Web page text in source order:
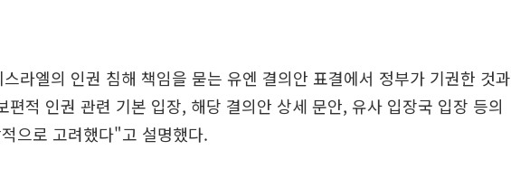
라엘의 인권 침해 책임을 묻는 유엔 결의안 표결에서 정부가 기권한 것과
편적 인권 관련 기본 입장, 해당 결의안 상세 문안, 유사 입장국 입장 등의
으로 고려했다"고 설명했다.